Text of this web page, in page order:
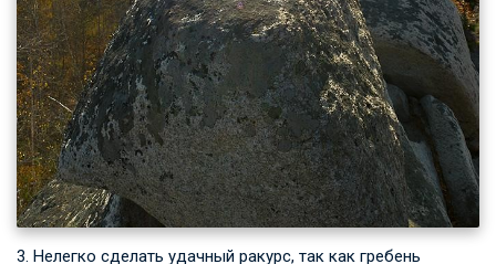
3. Нелегко сделать удачный ракурс, так как гребень